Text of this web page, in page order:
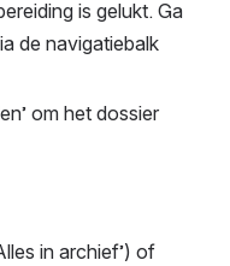
is gelukt. Ga
de navigatiebalk
om het dossier
in archief’) of